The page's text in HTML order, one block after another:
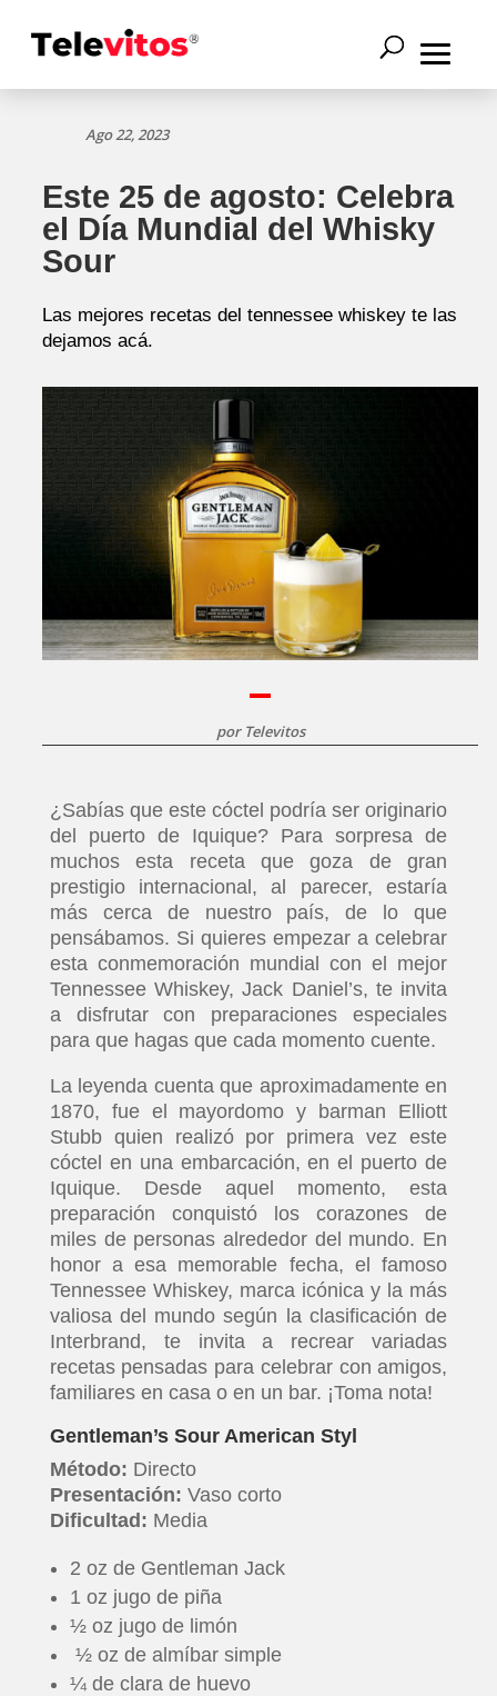
Ago 22, 2023
Este 25 de agosto: Celebra
el Día Mundial del Whisky
Sour
Las mejores recetas del tennessee whiskey te las
dejamos acá.
por Televitos
¿Sabías que este cóctel podría ser originario
del puerto de Iquique? Para sorpresa de
muchos esta receta que goza de gran
prestigio internacional, al parecer, estaría
más cerca de nuestro país, de lo que
pensábamos. Si quieres empezar a celebrar
esta conmemoración mundial con el mejor
Tennessee Whiskey, Jack Daniel’s, te invita
a disfrutar con preparaciones especiales
para que hagas que cada momento cuente.
La leyenda cuenta que aproximadamente en
1870, fue el mayordomo y barman Elliott
Stubb quien realizó por primera vez este
cóctel en una embarcación, en el puerto de
Iquique. Desde aquel momento, esta
preparación conquistó los corazones de
miles de personas alrededor del mundo. En
honor a esa memorable fecha, el famoso
Tennessee Whiskey, marca icónica y la más
valiosa del mundo según la clasificación de
Interbrand, te invita a recrear variadas
recetas pensadas para celebrar con amigos,
familiares en casa o en un bar. ¡Toma nota!
Gentleman’s Sour American Styl
Método: Directo
Presentación: Vaso corto
Dificultad: Media
2 oz de Gentleman Jack
1 oz jugo de piña
½ oz jugo de limón
½ oz de almíbar simple
¼ de clara de huevo